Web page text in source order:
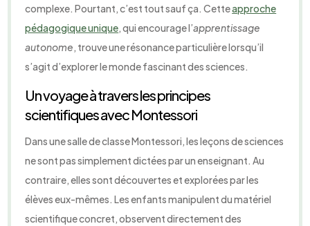
complexe. Pourtant, c’est tout sauf ça. Cetteapproche
pédagogique unique, qui encourage l’apprentissage
autonome, trouve une résonance particulière lorsqu’il
s’agit d’explorer le monde fascinant des sciences.
Un voyage à travers les principes
scientifiques avec Montessori
Dans une salle de classe Montessori, les leçons de sciences
ne sont pas simplement dictées par un enseignant. Au
contraire, elles sont découvertes et explorées par les
élèves eux-mêmes. Les enfants manipulent du matériel
scientifique concret, observent directement des